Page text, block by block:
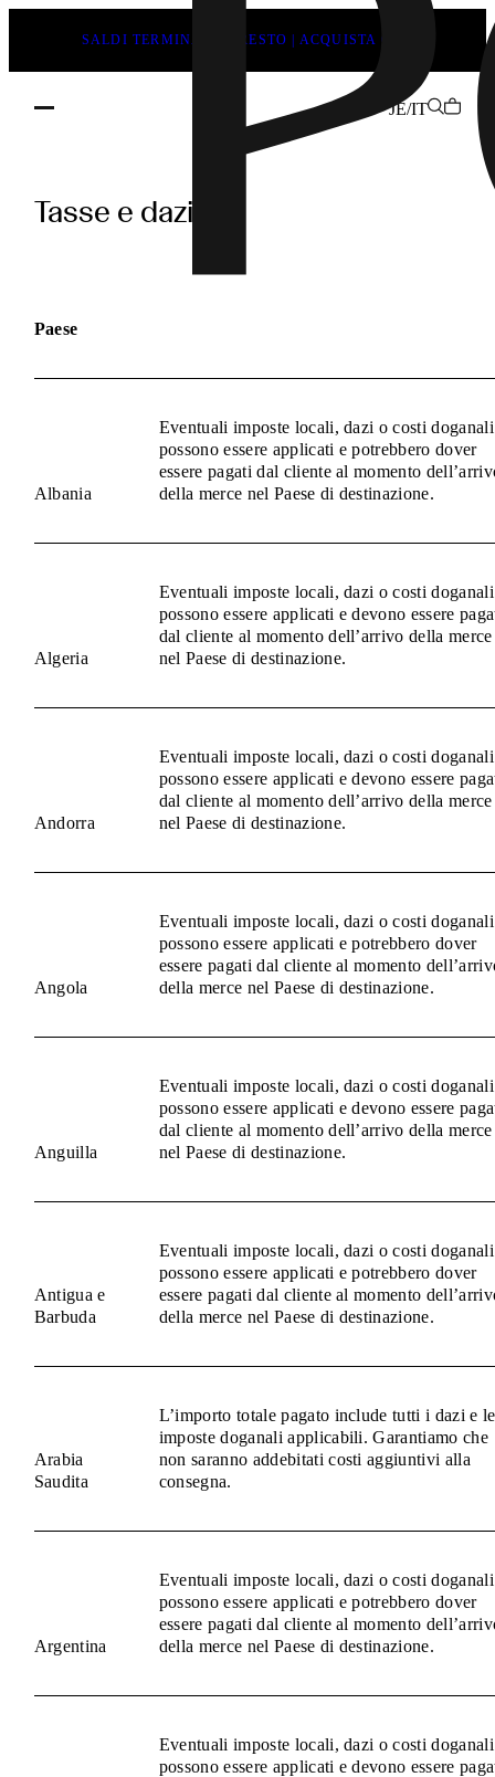
SALDI TERMINANO PRESTO | ACQUISTA ORA
JE/IT
Tasse e dazi
Paese
Albania
Eventuali imposte locali, dazi o costi doganali
possono essere applicati e potrebbero dover
essere pagati dal cliente al momento
della merce nel Paese di destinazione.
Algeria
Eventuali imposte locali, dazi o costi doganali
possono essere applicati e devono essere
dal cliente al momento dell’arrivo della merce
nel Paese di destinazione.
Andorra
Eventuali imposte locali, dazi o costi doganali
possono essere applicati e devono essere
dal cliente al momento dell’arrivo della merce
nel Paese di destinazione.
Angola
Eventuali imposte locali, dazi o costi doganali
possono essere applicati e potrebbero dover
essere pagati dal cliente al momento
della merce nel Paese di destinazione.
Anguilla
Eventuali imposte locali, dazi o costi doganali
possono essere applicati e devono essere
dal cliente al momento dell’arrivo della merce
nel Paese di destinazione.
Antigua e
Barbuda
Eventuali imposte locali, dazi o costi doganali
possono essere applicati e potrebbero dover
essere pagati dal cliente al momento
della merce nel Paese di destinazione.
Arabia
Saudita
L’importo totale pagato include tutti i dazi e le
imposte doganali applicabili. Garantiamo che
non saranno addebitati costi aggiuntivi alla
consegna.
Argentina
Eventuali imposte locali, dazi o costi doganali
possono essere applicati e potrebbero dover
essere pagati dal cliente al momento
della merce nel Paese di destinazione.
Eventuali imposte locali, dazi o costi doganali
possono essere applicati e devono essere